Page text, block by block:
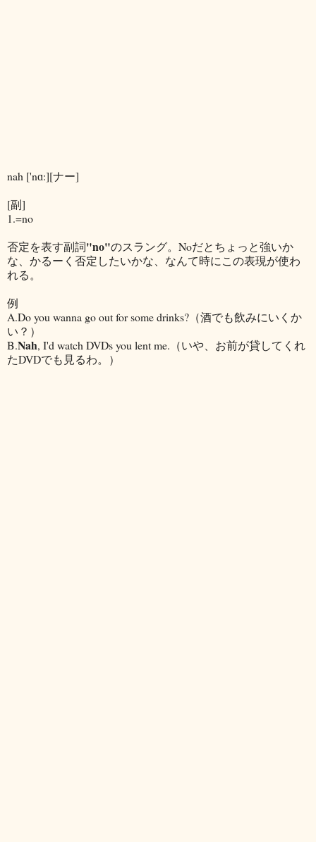
nah ['nɑ:][ナー]
[副]
1.=no
否定を表す副詞"no"のスラング。Noだとちょっと強いか
な、かるーく否定したいかな、なんて時にこの表現が使わ
れる。
例
A.Do you wanna go out for some drinks?（酒でも飲みにいくか
い？）
B.Nah, I'd watch DVDs you lent me.（いや、お前が貸してくれ
たDVDでも見るわ。）